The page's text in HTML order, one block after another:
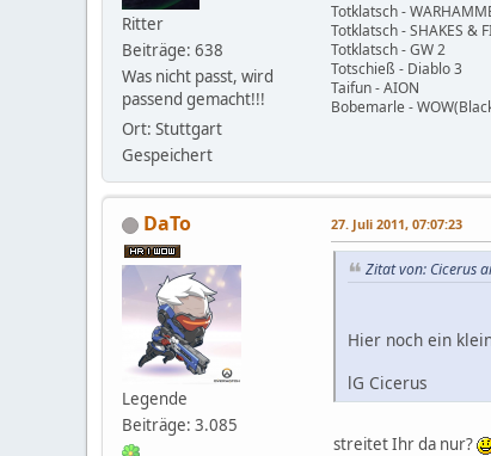
Ritter
Beiträge: 638
Was nicht passt, wird
passend gemacht!!!
Ort: Stuttgart
Gespeichert
Totklatsch -
Totklatsch - SHAKES &
Totklatsch - GW 2
Totschieß - Diablo 3
Taifun - AION
Bobemarle -
DaTo
Legende
Beiträge: 3.085
27. Juli 2011, 07:07:23
Zitat von: Cicerus
Hier noch ein
lG Cicerus
streitet Ihr da nur?